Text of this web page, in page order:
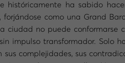
históricamente ha sabido
como una Grand
ciudad no puede conformarse
impulso transformador. Solo
complejidades, sus